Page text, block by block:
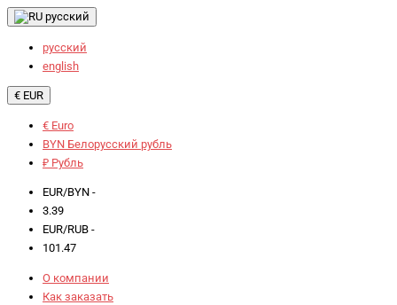
русский
русский
english
€ EUR
€ Euro
BYN Белорусский рубль
₽ Рубль
EUR/BYN -
3.39
EUR/RUB -
101.47
О компании
Как заказать